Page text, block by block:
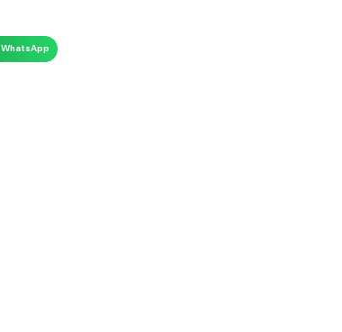
WhatsApp